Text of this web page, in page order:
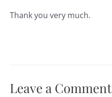
Thank you very much.
Leave a Comment